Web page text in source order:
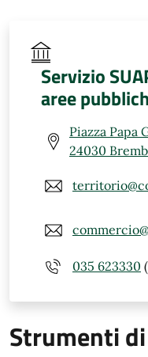
Servizio
aree
Piazza Papa
24030
035 623330
Strumenti